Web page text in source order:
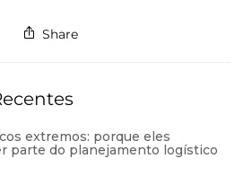
Share
extremos: porque eles
parte do planejamento logístico